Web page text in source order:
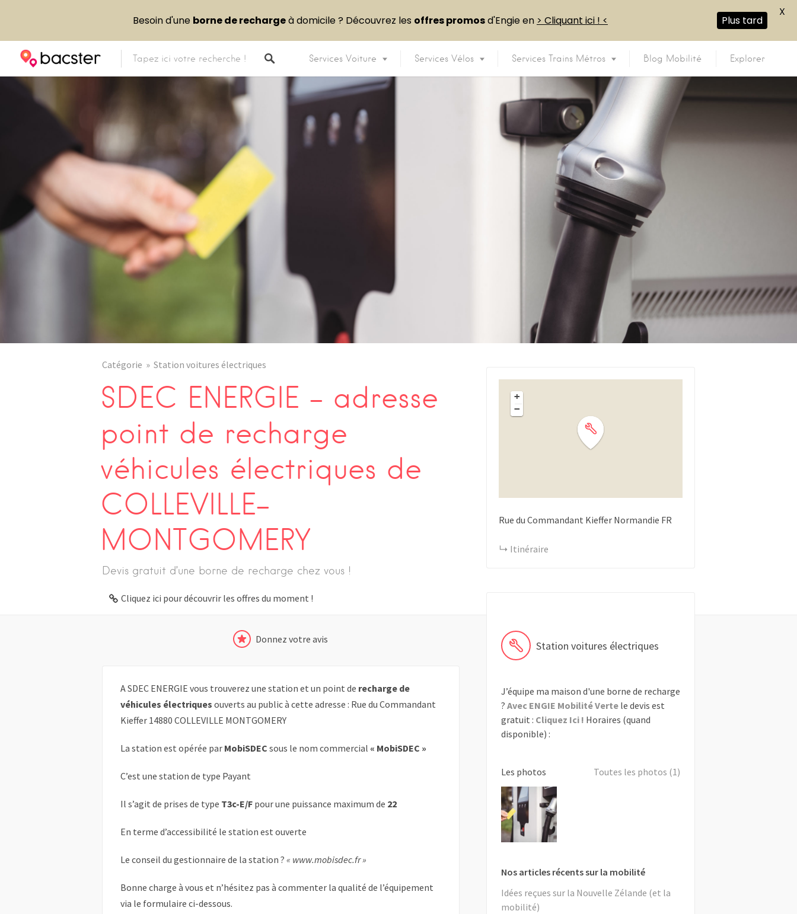
Services Voiture Services Vélos Services Trains Métros Blog Mobilité Explorer
Catégorie Station voitures électriques
SDEC ENERGIE – adresse
point de recharge
véhicules électriques de
COLLEVILLE-
MONTGOMERY
Devis gratuit d’une borne de recharge chez vous !
Cliquez ici pour découvrir les offres du moment !
Donnez votre avis
A SDEC ENERGIE vous trouverez une station et un point de recharge de
véhicules électriques ouverts au public à cette adresse : Rue du Commandant
Kieffer 14880 COLLEVILLE MONTGOMERY
La station est opérée par MobiSDEC sous le nom commercial « MobiSDEC »
C’est une station de type Payant
Il s’agit de prises de type T3c-E/F pour une puissance maximum de 22
En terme d’accessibilité le station est ouverte
Le conseil du gestionnaire de la station ? « www.mobisdec.fr »
Bonne charge à vous et n’hésitez pas à commenter la qualité de l’équipement
via le formulaire ci-dessous.
+
−
Rue du Commandant Kieffer Normandie FR
Itinéraire
Station voitures électriques
J’équipe ma maison d'une borne de recharge
? Avec ENGIE Mobilité Vertele devis est
gratuit : Cliquez Ici ! Horaires (quand
disponible) :
Les photos Toutes les photos (1)
Nos articles récents sur la mobilité
Idées reçues sur la Nouvelle Zélande (et la
mobilité)
Besoin d'une borne de rechargeà domicile ? Découvrez les offres promosd'Engie en > Cliquant ici ! < Plus tard
X